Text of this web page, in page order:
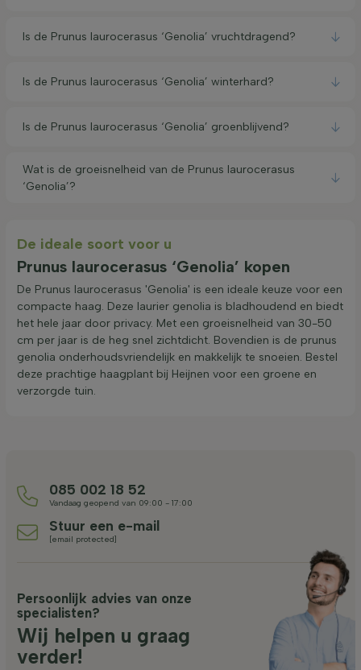
Is de Prunus laurocerasus ‘Genolia’ vruchtdragend?
Is de Prunus laurocerasus ‘Genolia’ winterhard?
Is de Prunus laurocerasus ‘Genolia’ groenblijvend?
Wat is de groeisnelheid van de Prunus laurocerasus
‘Genolia’?
De ideale soort voor u
Prunus laurocerasus ‘Genolia’ kopen
De Prunus laurocerasus 'Genolia' is een ideale keuze voor een
compacte haag. Deze laurier genolia is bladhoudend en biedt
het hele jaar door privacy. Met een groeisnelheid van 30-50
cm per jaar is de heg snel zichtdicht. Bovendien is de prunus
genolia onderhoudsvriendelijk en makkelijk te snoeien. Bestel
deze prachtige haagplant bij Heijnen voor een groene en
verzorgde tuin.
085 002 18 52
Vandaag geopend van 09:00 - 17:00
Stuur een e-mail
[email protected]
Persoonlijk advies van onze
specialisten?
Wij helpen u graag
verder!